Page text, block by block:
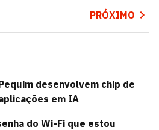
PRÓXIMO
desenvolvem chip de
em IA
do Wi-Fi que estou